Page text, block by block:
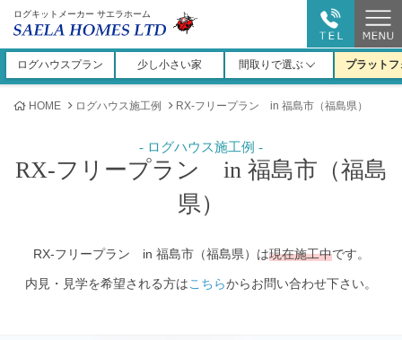
ログキットメーカー サエラホーム
ログハウスプラン 少し小さい家 間取りで選ぶ プラット
HOME ログハウス施工例 RX-フリープラン in 福島市（福島県）
RX-フリープラン in 福島市（福島
県）
RX-フリープラン in 福島市（福島県）は現在施工中です。
内見・見学を希望される方はこちらからお問い合わせ下さい。